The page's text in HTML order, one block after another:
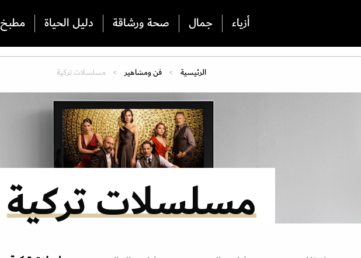
أزياء جمال صحة ورشاقة دليل الحياة مطبخ
الرئيسية فن ومشاهير مسلسلات تركية
مسلسلات تركية